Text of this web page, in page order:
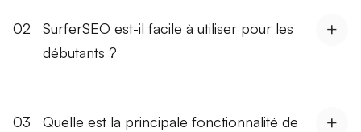
02
SurferSEO est-il facile à utiliser pour les
débutants ?
03
Quelle est la principale fonctionnalité de